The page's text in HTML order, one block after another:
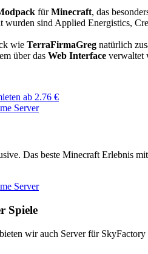
fürMinecraft, das
wurden sind Applied Energistics,
wie TerraFirmaGreg natürlich
über das Web Interface verwaltet
ab 2.76 €
Server
Das beste Minecraft Erlebnis
Server
Spiele
wir auch Server für